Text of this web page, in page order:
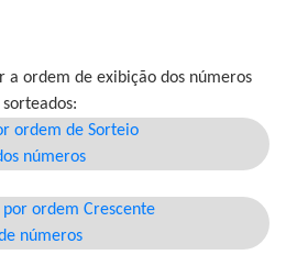
a ordem de exibição dos números
sorteados:
ordem de Sorteio
números
por ordem Crescente
números